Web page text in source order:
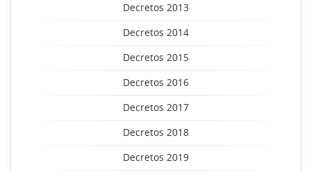
Decretos 2013
Decretos 2014
Decretos 2015
Decretos 2016
Decretos 2017
Decretos 2018
Decretos 2019